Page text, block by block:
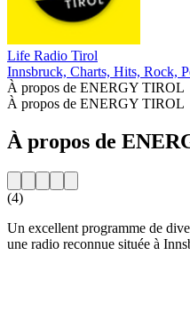
Life Radio Tirol
Innsbruck, Charts, Hits, Rock,
À propos de ENERGY TIROL
À propos de ENERGY TIROL
À propos de
(4)
Un excellent programme de
une radio reconnue située à